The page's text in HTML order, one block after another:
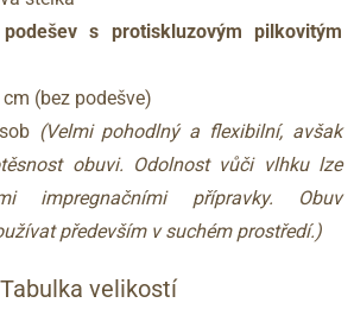
s protiskluzovým pilkovitým
(bez podešve)
(Velmi pohodlný a flexibilní, avšak
obuvi. Odolnost vůči vlhku lze
impregnačními přípravky. Obuv
především v suchém prostředí.)
Tabulka velikostí